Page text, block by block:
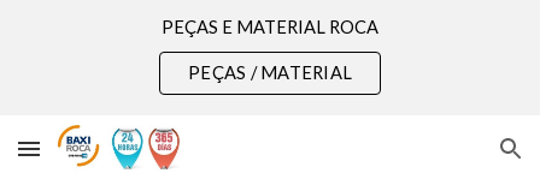
Skip to main content
PEÇAS E MATERIAL ROCA
PEÇAS / MATERIAL